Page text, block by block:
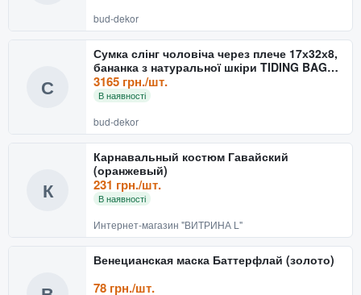
bud-dekor
С
Сумка слінг чоловіча через плече 17х32х8,
бананка з натуральної шкіри TIDING BAG
A25F-515-1A чо
3165 грн./шт.
В наявності
bud-dekor
К
Карнавальный костюм Гавайский
(оранжевый)
231 грн./шт.
В наявності
Интернет-магазин "ВИТРИНА L"
Венецианская маска Баттерфлай (золото)
78 грн./шт.